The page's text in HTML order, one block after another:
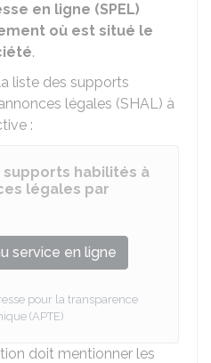
en ligne (SPEL)
où est situé le
.
liste des supports
légales (SHAL) à
:
supports habilités à
légales par
service en ligne
pour la transparence
(APTE)
doit mentionner les